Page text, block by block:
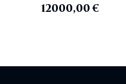
12000,00€